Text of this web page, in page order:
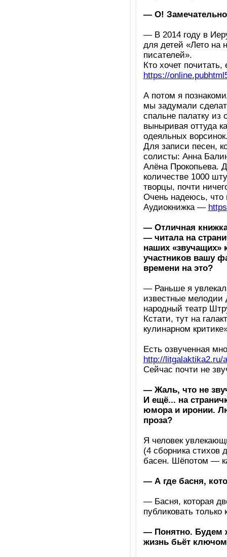
— О!
— В 2014 году в
для детей «Лето на
писателей».
Кто хочет
https://
А потом я
мы задумали
спальне палатку
выныривая оттуда
одеяльных
Для записи песен,
солисты: Анна
Алёна Прокопьева.
количестве 1000
творцы, почти
Очень надеюсь, что
Аудиокнижка —
— Отличная
— читала на
наших «звучащих»
участников вашу
времени на это?
— Раньше я
известные мелодии
народный театр
Кстати, тут на
кулинарном
Есть озвученная
http://litgalaktika2.ru/
Сейчас почти не
— Жаль, что не
И ещё... на
юмора и иронии.
проза?
Я человек
(4 сборника стихов
басен. Шёпотом —
— А где басня,
— Басня, которая
публиковать только
— Понятно. Будем
жизнь бьёт